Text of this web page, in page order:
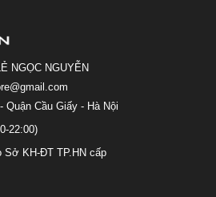
NGỌC NGUYỄN
Quận Cầu Giấy - Hà Nội
22:00)
Sở KH-ĐT TP.HN cấp